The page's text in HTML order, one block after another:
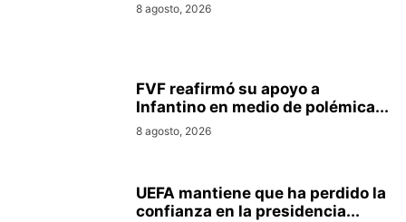
8 agosto, 2026
FVF reafirmó su apoyo a
Infantino en medio de polémica...
8 agosto, 2026
UEFA mantiene que ha perdido la
confianza en la presidencia...